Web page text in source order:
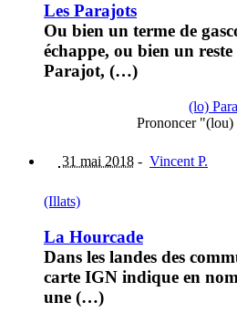
Les Parajots
Ou bien un terme de
échappe, ou bien un
Parajot, (…)
(lo)
Prononcer "(lou)
31 mai 2018 - Vincent P.
(Illats)
La Hourcade
Dans les landes des
carte IGN indique en
une (…)